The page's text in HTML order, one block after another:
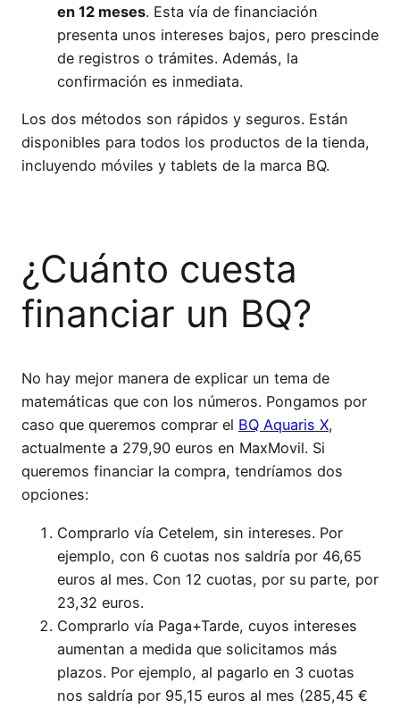
en 12 meses. Esta vía de financiación
presenta unos intereses bajos, pero prescinde
de registros o trámites. Además, la
confirmación es inmediata.
Los dos métodos son rápidos y seguros. Están
disponibles para todos los productos de la tienda,
incluyendo móviles y tablets de la marca BQ.
¿Cuánto cuesta
financiar un BQ?
No hay mejor manera de explicar un tema de
matemáticas que con los números. Pongamos por
caso que queremos comprar el BQ Aquaris X,
actualmente a 279,90 euros en MaxMovil. Si
queremos financiar la compra, tendríamos dos
opciones:
Comprarlo vía Cetelem, sin intereses. Por
ejemplo, con 6 cuotas nos saldría por 46,65
euros al mes. Con 12 cuotas, por su parte, por
23,32 euros.
Comprarlo vía Paga+Tarde, cuyos intereses
aumentan a medida que solicitamos más
plazos. Por ejemplo, al pagarlo en 3 cuotas
nos saldría por 95,15 euros al mes (285,45 €